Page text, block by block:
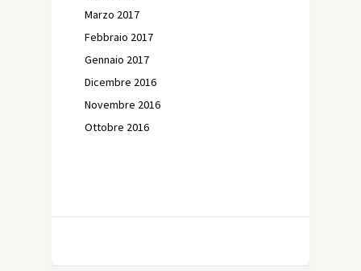
Marzo 2017
Febbraio 2017
Gennaio 2017
Dicembre 2016
Novembre 2016
Ottobre 2016